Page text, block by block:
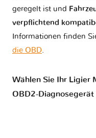
Volkswagen
geregelt ist und
verpflichtend
Informationen finden
die OBD.
Wählen Sie Ihr Ligier
OBD2-Diagnosegerät